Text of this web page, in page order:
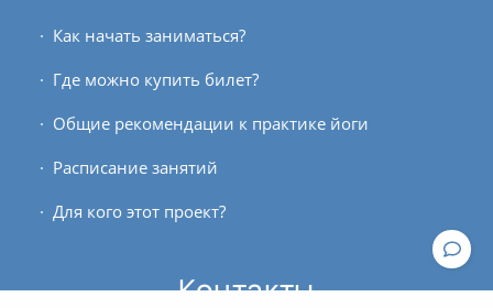
Как начать заниматься?
Где можно купить билет?
Общие рекомендации к практике йоги
Расписание занятий
Для кого этот проект?
Контакты